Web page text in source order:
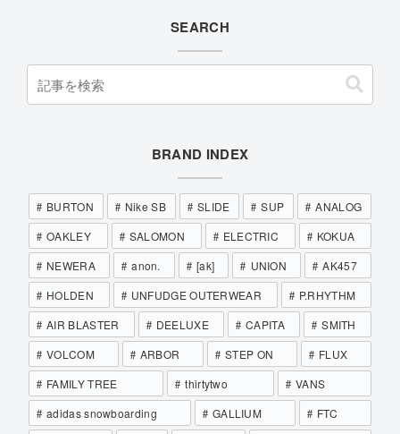
SEARCH
BRAND INDEX
BURTON Nike SB SLIDE SUP
ANALOG
OAKLEY
SALOMON ELECTRIC
KOKUA
NEWERA
anon. [ak] UNION
AK457
HOLDEN
UNFUDGE OUTERWEAR
P.RHYTHM
AIR BLASTER
DEELUXE CAPITA
SMITH
VOLCOM
ARBOR STEP ON
FLUX
FAMILY TREE
thirtytwo
VANS
adidas snowboarding
GALLIUM
FTC